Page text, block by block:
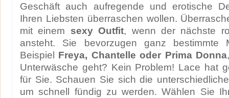
Geschäft auch aufregende und erotische
Ihren Liebsten überraschen wollen.
mit einem sexy Outfit, wenn der nächste
ansteht. Sie bevorzugen ganz bestimmte
Beispiel Freya, Chantelle oder Prima Donna
Unterwäsche geht? Kein Problem! Lace hat
für Sie. Schauen Sie sich die
um schnell fündig zu werden. Wählen Sie